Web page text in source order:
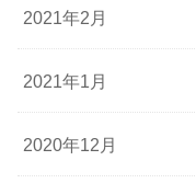
2021年2月
2021年1月
2020年12月